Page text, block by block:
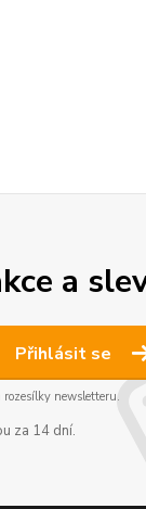
a
Přihlásit se
newsletteru.
za 14 dní.